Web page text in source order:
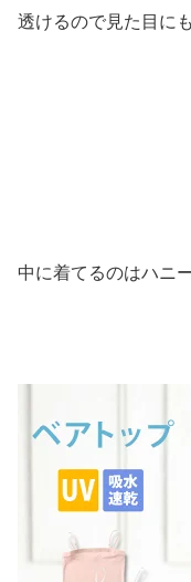
透けるので見た目に
中に着てるのはハニ